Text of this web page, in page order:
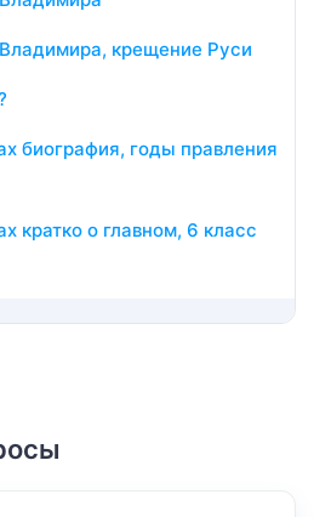
крещение Руси
биография, годы правления
кратко о главном, 6 класс